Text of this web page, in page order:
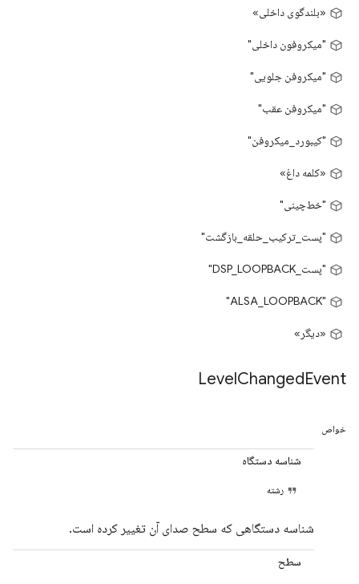
«بلندگوی داخلی»
"میکروفون داخلی"
"میکروفن جلویی"
"میکروفن عقب"
"کیبورد_میکروفن"
«کلمه داغ»
"خط‌چینی"
"پست_ترکیب_حلقه_بازگشت"
"پست_DSP_LOOPBACK"
"ALSA_LOOPBACK"
«دیگر»
LevelChangedEvent
خواص
شناسه دستگاه
رشته
شناسه دستگاهی که سطح صدای آن تغییر کرده است.
سطح